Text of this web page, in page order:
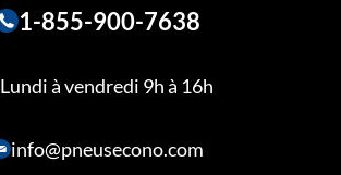
1-855-900-7638
Lundi à vendredi 9h à 16h
info@pneusecono.com